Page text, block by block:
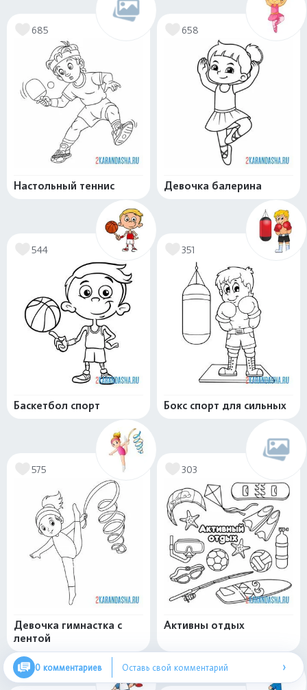
685
Настольный теннис
658
Девочка балерина
544
Баскетбол спорт
351
Бокс спорт для сильных
575
Девочка гимнастка с
лентой
303
Активны отдых
0 комментариев Оставь свой комментарий ›